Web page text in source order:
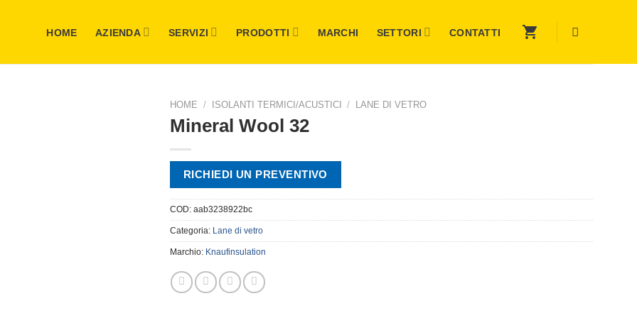
HOME AZIENDA SERVIZI PRODOTTI MARCHI SETTORI CONTATTI
HOME / ISOLANTI TERMICI/ACUSTICI / LANE DI VETRO
Mineral Wool 32
RICHIEDI UN PREVENTIVO
COD: aab3238922bc
Categoria: Lane di vetro
Marchio: Knaufinsulation